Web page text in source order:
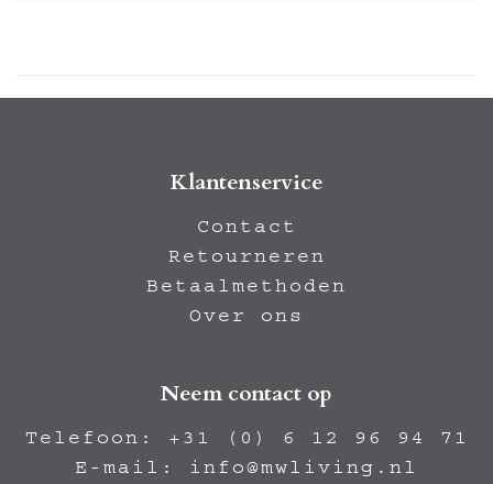
Klantenservice
Contact
Retourneren
Betaalmethoden
Over ons
Neem contact op
Telefoon: +31 (0) 6 12 96 94 71
E-mail: info@mwliving.nl